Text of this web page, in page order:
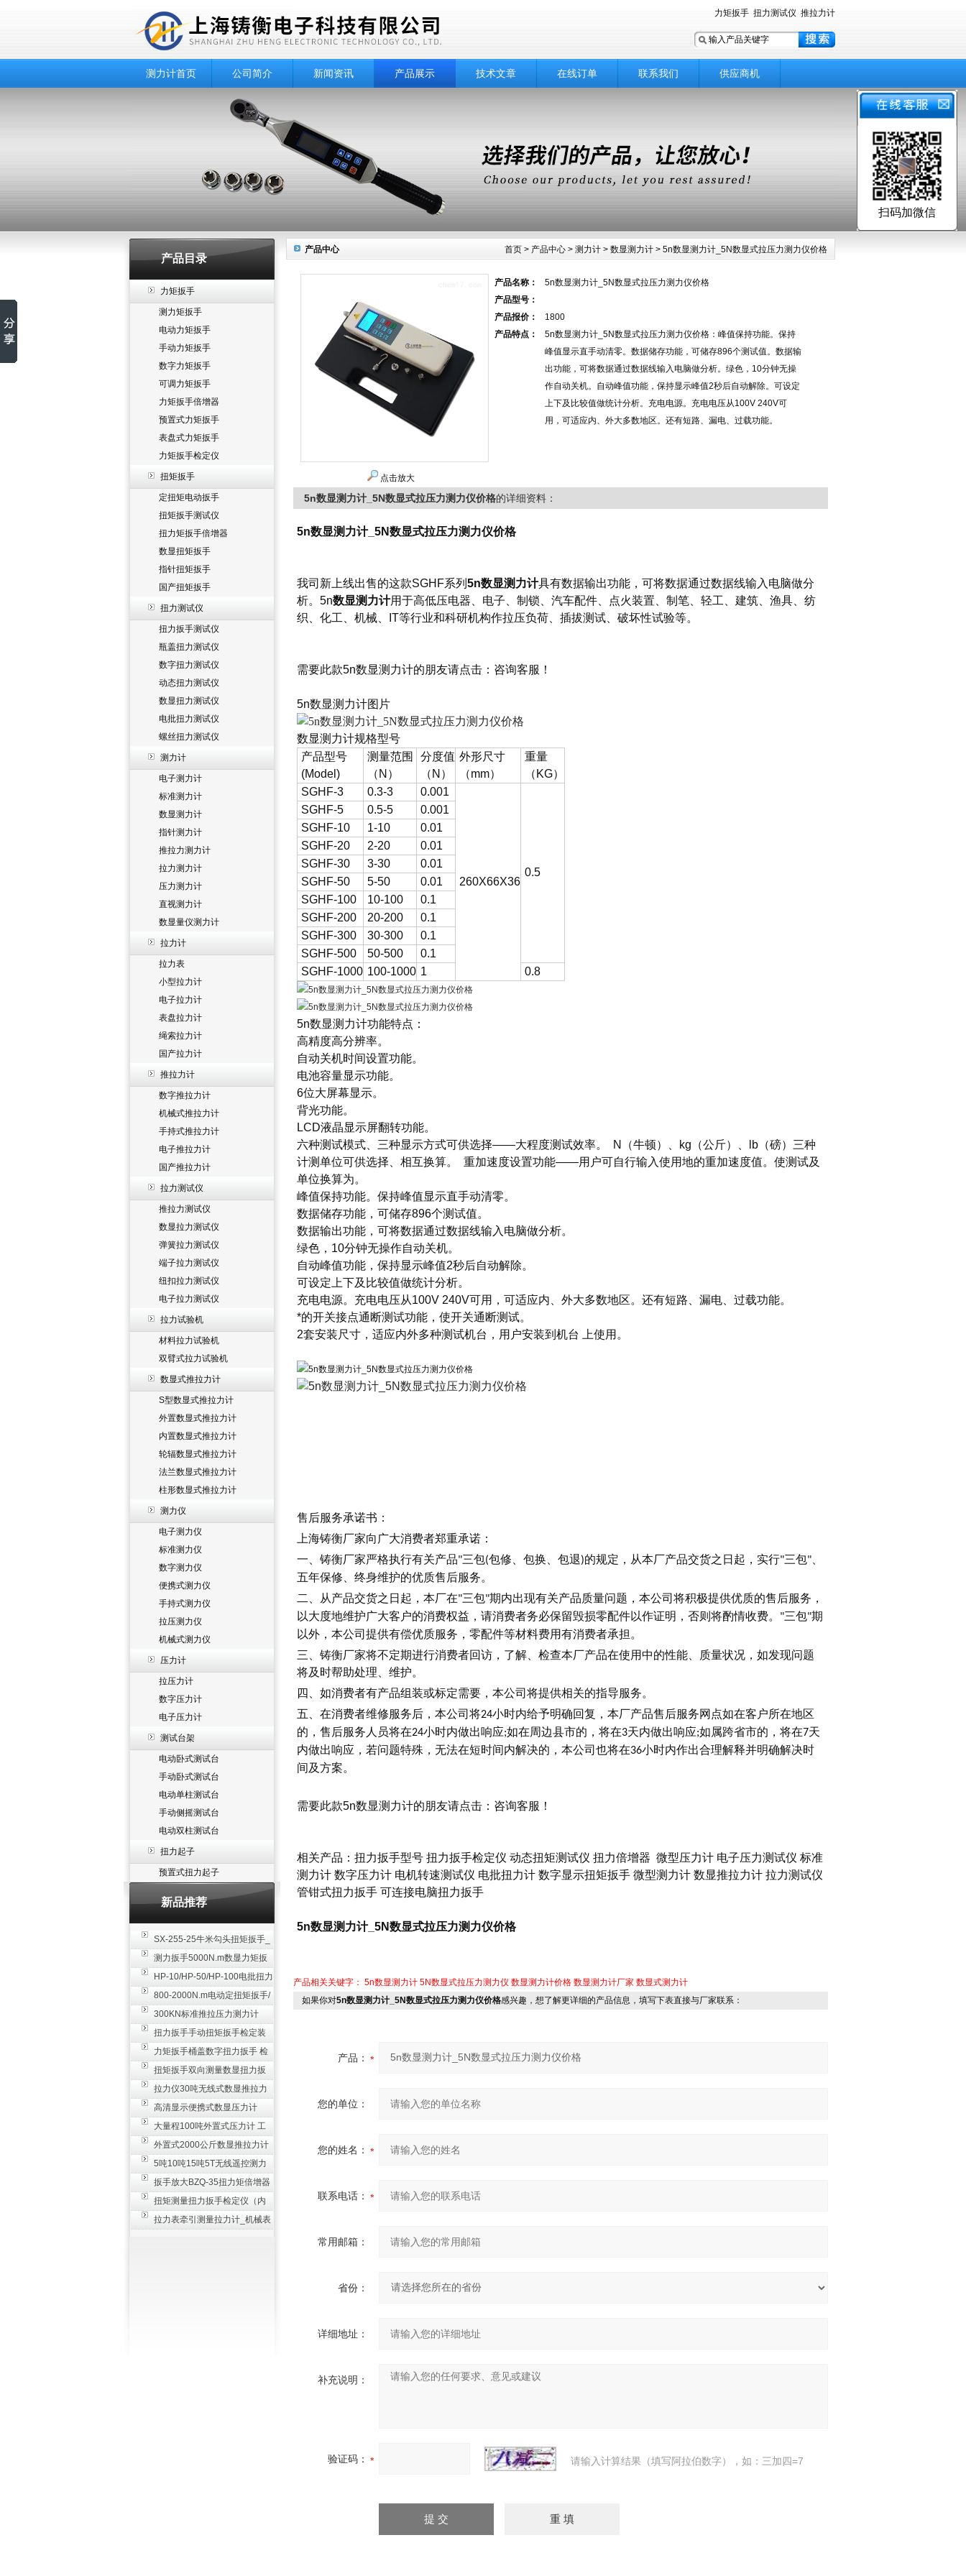
力矩扳手 扭力测试仪 推拉力计
测力计首页 公司简介 新闻资讯 产品展示 技术文章 在线订单 联系我们 供应商机
产品目录
力矩扳手
测力矩扳手
电动力矩扳手
手动力矩扳手
数字力矩扳手
可调力矩扳手
力矩扳手倍增器
预置式力矩扳手
表盘式力矩扳手
力矩扳手检定仪
扭矩扳手
定扭矩电动扳手
扭矩扳手测试仪
扭力矩扳手倍增器
数显扭矩扳手
指针扭矩扳手
国产扭矩扳手
扭力测试仪
扭力扳手测试仪
瓶盖扭力测试仪
数字扭力测试仪
动态扭力测试仪
数显扭力测试仪
电批扭力测试仪
螺丝扭力测试仪
测力计
电子测力计
标准测力计
数显测力计
指针测力计
推拉力测力计
拉力测力计
压力测力计
直视测力计
数显量仪测力计
拉力计
拉力表
小型拉力计
电子拉力计
表盘拉力计
绳索拉力计
国产拉力计
推拉力计
数字推拉力计
机械式推拉力计
手持式推拉力计
电子推拉力计
国产推拉力计
拉力测试仪
推拉力测试仪
数显拉力测试仪
弹簧拉力测试仪
端子拉力测试仪
纽扣拉力测试仪
电子拉力测试仪
拉力试验机
材料拉力试验机
双臂式拉力试验机
数显式推拉力计
S型数显式推拉力计
外置数显式推拉力计
内置数显式推拉力计
轮辐数显式推拉力计
法兰数显式推拉力计
柱形数显式推拉力计
测力仪
电子测力仪
标准测力仪
数字测力仪
便携式测力仪
手持式测力仪
拉压测力仪
机械式测力仪
压力计
拉压力计
数字压力计
电子压力计
测试台架
电动卧式测试台
手动卧式测试台
电动单柱测试台
手动侧摇测试台
电动双柱测试台
扭力起子
预置式扭力起子
新品推荐
SX-255-25牛米勾头扭矩扳手_
螺栓紧固扭力扳手
测力扳手5000N.m数显力矩扳
手 非标扭力扳手工业级
HP-10/HP-50/HP-100电批扭力
测试仪,测量仪
800-2000N.m电动定扭矩扳手/
扭矩电动扳手
300KN标准推拉压力测力计
_0.3级数显压力仪
扭力扳手手动扭矩扳手检定装
置 50-100N扳手测量仪器
力矩扳手桶盖数字扭力扳手 检
测瓶盖拧紧扭矩工具
扭矩扳手双向测量数显扭力扳
手 2000N,m力矩扳手价格
拉力仪30吨无线式数显推拉力
计 数字显示测力计80T
高清显示便携式数显压力计
300N500n_手持电子测力计
大量程100吨外置式压力计 工
业用数显测力计价格
外置式2000公斤数显推拉力计
_数字拉力压力测试仪
5吨10吨15吨5T无线遥控测力
计_带遥控电子拉力计数显式
扳手放大BZQ-35扭力矩倍增器
_3500牛米扭力倍力器仪
扭矩测量扭力扳手检定仪（内
置打印） 扭矩检验仪器
拉力表牵引测量拉力计_机械表
首页 > 产品中心 > 测力计 > 数显测力计 > 5n数显测力计_5N数显式拉压力测力仪价格
产品中心
点击放大
产品名称：
5n数显测力计_5N数显式拉压力测力仪价格
产品型号：
产品报价：
1800
产品特点：
5n数显测力计_5N数显式拉压力测力仪价格：峰值保持功能。保持
峰值显示直手动清零。数据储存功能，可储存896个测试值。数据输
出功能，可将数据通过数据线输入电脑做分析。绿色，10分钟无操
作自动关机。自动峰值功能，保持显示峰值2秒后自动解除。可设定
上下及比较值做统计分析。充电电源。充电电压从100V 240V可
用，可适应内、外大多数地区。还有短路、漏电、过载功能。
5n数显测力计_5N数显式拉压力测力仪价格的详细资料：
5n数显测力计_5N数显式拉压力测力仪价格
我司新上线出售的这款SGHF系列 5n数显测力计具有数据输出功能，可将数据通过数据线输入电脑做分
析。 5n数显测力计用于高低压电器、电子、制锁、汽车配件、点火装置、制笔、轻工、建筑、渔具、纺
织、化工、机械、IT等行业和科研机构作拉压负荷、插拔测试、破坏性试验等。
需要此款5n数显测力计的朋友请点击： 咨询客服 ！
5n数显测力计图片
数显测力计规格型号
产品型号
(Model)
测量范围
（N）
分度值
（N）
外形尺寸
（mm）
重量
（KG）
SGHF-3
0.3-3 0.001
260X66X36
0.5
SGHF-5 0.5-5
0.001
SGHF-10
1-10
0.01
SGHF-20
2-20
0.01
SGHF-30
3-30
0.01
SGHF-50
5-50
0.01
SGHF-100
10-100
0.1
SGHF-200
20-200
0.1
SGHF-300
30-300
0.1
SGHF-500
50-500
0.1
SGHF-1000 100-1000 1 0.8
5n数显测力计功能特点：
高精度高分辨率。
自动关机时间设置功能。
电池容量显示功能。
6位大屏幕显示。
背光功能。
LCD液晶显示屏翻转功能。
六种测试模式、三种显示方式可供选择——大程度测试效率。 N（牛顿）、kg（公斤）、lb（磅）三种
计测单位可供选择、相互换算。 重加速度设置功能——用户可自行输入使用地的重加速度值。使测试及
单位换算为。
峰值保持功能。保持峰值显示直手动清零。
数据储存功能，可储存896个测试值。
数据输出功能，可将数据通过数据线输入电脑做分析。
绿色，10分钟无操作自动关机。
自动峰值功能，保持显示峰值2秒后自动解除。
可设定上下及比较值做统计分析。
充电电源。充电电压从100V 240V可用，可适应内、外大多数地区。还有短路、漏电、过载功能。
*的开关接点通断测试功能，使开关通断测试。
2套安装尺寸，适应内外多种测试机台，用户安装到机台 上使用。
售后服务承诺书：
上海铸衡厂家向广大消费者郑重承诺：
一、铸衡厂家严格执行有关产品"三包(包修、包换、包退)的规定，从本厂产品交货之日起，实行"三包"
五年保修、终身维护的优质售后服务。
二、从产品交货之日起，本厂在"三包"期内出现有关产品质量问题，本公司将积极提供优质的售后服务，
以大度地维护广大客户的消费权益，请消费者务必保留毁损零配件以作证明，否则将酌情收费。 "三包"期
以外，本公司提供有偿优质服务，零配件等材料费用有消费者承担。
三、铸衡厂家将不定期进行消费者回访，了解、检查本厂产品在使用中的性能、质量状况，如发现问题
将及时帮助处理、维护。
四、如消费者有产品组装或标定需要，本公司将提供相关的指导服务。
五、在消费者维修服务后，本公司将24小时内给予明确回复，本厂产品售后服务网点如在客户所在地区
的，售后服务人员将在24小时内做出响应;如在周边县市的，将在3天内做出响应;如属跨省市的，将在7天
内做出响应，若问题特殊，无法在短时间内解决的，本公司也将在36小时内作出合理解释并明确解决时
间及方案。
需要此款5n数显测力计的朋友请点击： 咨询客服 ！
相关产品： 扭力扳手型号 扭力扳手检定仪 动态扭矩测试仪 扭力倍增器 微型压力计 电子压力测试仪 标准
测力计 数字压力计 电机转速测试仪 电批扭力计 数字显示扭矩扳手 微型测力计 数显推拉力计 拉力测试仪
管钳式扭力扳手 可连接电脑扭力扳手
5n数显测力计_5N数显式拉压力测力仪价格
产品相关关键字： 5n数显测力计 5N数显式拉压力测力仪 数显测力计价格 数显测力计厂家 数显式测力计
如果你对5n数显测力计_5N数显式拉压力测力仪价格感兴趣，想了解更详细的产品信息，填写下表直接与厂家联系：
产品：
您的单位：
您的姓名：
联系电话：
常用邮箱：
省份：
详细地址：
补充说明：
验证码： 请输入计算结果（填写阿拉伯数字），如：三加四=7
扫码加微信